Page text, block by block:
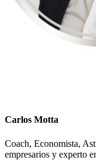
Carlos Motta
Coach, Economista,
empresarios y experto